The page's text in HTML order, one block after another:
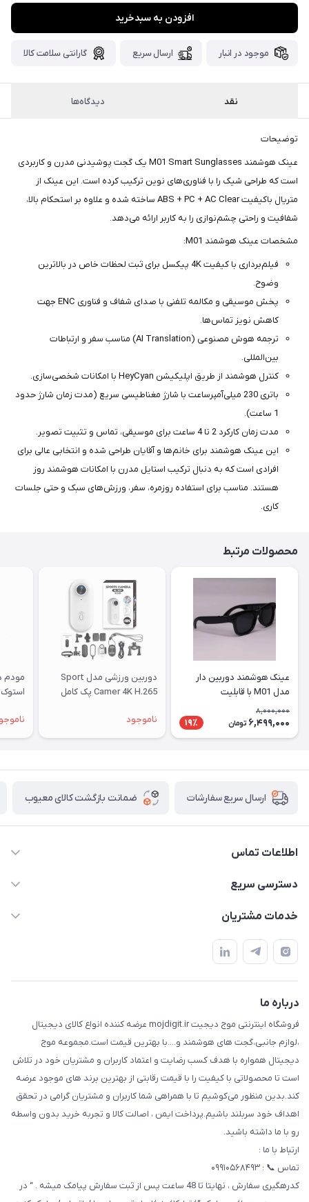
کدرهگیریسفارش
۴۸ساعت
پیام
بگذارید.
ممنون
از
صبر
و
شکیبایی
عزیزان
"دریافت
کدرهگیری
پستی(کلیک
کنید)
ادامه
افزودن به سبدخرید
موجود در انبار ارسال سریع گارانتی سلامت کالا
نقد دیدگاه‌ها
توضیحات
عینک هوشمند M01 Smart Sunglasses یک گجت پوشیدنی مدرن و کاربردی
است که طراحی شیک را با فناوری‌های نوین ترکیب کرده است. این عینک از
متریال باکیفیت ABS + PC + AC Clear ساخته شده و علاوه بر استحکام بالا،
شفافیت و راحتی چشم‌نوازی را به کاربر ارائه می‌دهد.
مشخصات عینک هوشمند M01:
فیلم‌برداری با کیفیت 4K پیکسل برای ثبت لحظات خاص در بالاترین
وضوح.
پخش موسیقی و مکالمه تلفنی با صدای شفاف و فناوری ENC جهت
کاهش نویز تماس‌ها.
ترجمه هوش مصنوعی (AI Translation) مناسب سفر و ارتباطات
بین‌المللی.
کنترل هوشمند از طریق اپلیکیشن HeyCyan با امکانات شخصی‌سازی.
باتری 230 میلی‌آمپرساعت با شارژ مغناطیسی سریع (مدت زمان شارژ حدود
1 ساعت).
مدت زمان کارکرد 2 تا 4 ساعت برای موسیقی، تماس و تثبیت تصویر.
این عینک هوشمند برای خانم‌ها و آقایان طراحی شده و انتخابی عالی برای
افرادی است که به دنبال ترکیب استایل مدرن با امکانات هوشمند روز
هستند. مناسب برای استفاده روزمره، سفر، ورزش‌های سبک و حتی جلسات
کاری.
محصولات مرتبط
عینک هوشمند دوربین دار
مدل M01 با قابلیت
فیلم‌برداری ۴K
8,000,000
6,499,000 تومان 19٪
دوربین ورزشی مدل Sport
Camer 4K H.265 پک کامل
ناموجود
ارسال سریع سفارشات ضمانت بازگشت کالای معیوب
اطلاعات تماس
واتساپ و تماس 09910568493
دسترسی سریع
حساب کاربری
درباره ما
تماس با ما
خدمات مشتریان
قوانین و مقررات
حریم خصوصی
درباره ما
فروشگاه اینترنتی موج دیجیت mojdigit.ir عرضه کننده انواع کالای دیجیتال
،لوازم جانبی،گجت های هوشمند و....با بهترین قیمت است.مجموعه موج
دیجیتال همواره با هدف کسب رضایت و اعتماد کاربران و مشتریان خود در تلاش
است تا محصولاتی با کیفیت را با قیمت رقابتی از بهترین برند های موجود عرضه
کند.بدین منظور می‌کوشیم تا با همراهی شما کاربران و مشتریان گرامی در تحقق
اهداف خود سربلند باشیم.پرداخت ایمن ، اصالت کالا و تجربه خرید بدون واسطه
رو با ما داشته باشید.
ارتباط با ما :
تماس 📞 : ۰۹۹۱۰۵۶۸۴۹۳
کدرهگیری سفارش ، نهایتا تا 48 ساعت پس از ثبت سفارش پیامک میشه . “ در